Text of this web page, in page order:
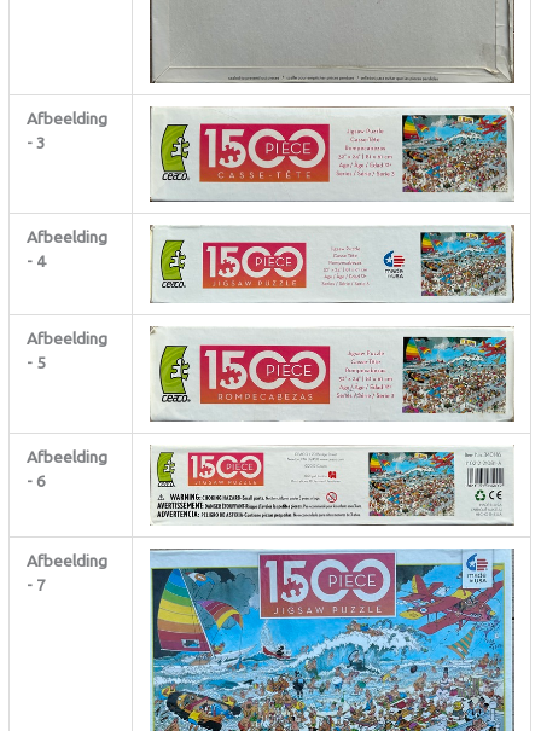
Afbeelding
- 3
Afbeelding
- 4
Afbeelding
- 5
Afbeelding
- 6
Afbeelding
- 7